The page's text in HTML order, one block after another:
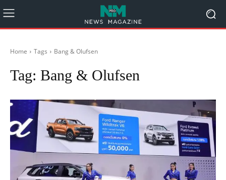
Home Tags Bang & Olufsen
Tag: Bang & Olufsen